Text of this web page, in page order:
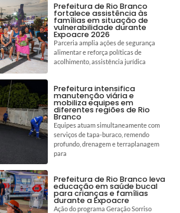
Prefeitura de Rio Branco
fortalece assistência às
famílias em situação de
vulnerabilidade durante
Expoacre 2026
Parceria amplia ações de segurança
alimentar e reforça políticas de
acolhimento, assistência jurídica
Prefeitura intensifica
manutenção viária e
mobiliza equipes em
diferentes regiões de Rio
Branco
Equipes atuam simultaneamente com
serviços de tapa-buraco, remendo
profundo, drenagem e terraplanagem
para
Prefeitura de Rio Branco leva
educação em saúde bucal
para crianças e famílias
durante a Expoacre
Ação do programa Geração Sorriso